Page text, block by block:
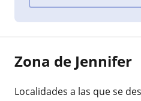
Zona de Jennifer
Localidades a las que se